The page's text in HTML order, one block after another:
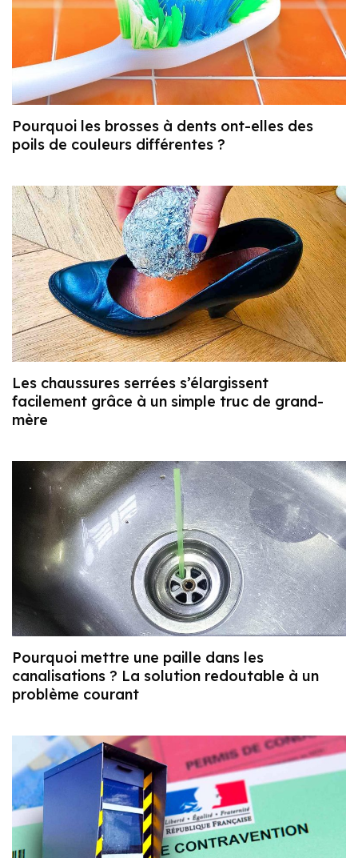
Pourquoi les brosses à dents ont-elles des
poils de couleurs différentes ?
Les chaussures serrées s’élargissent
facilement grâce à un simple truc de grand-
mère
Pourquoi mettre une paille dans les
canalisations ? La solution redoutable à un
problème courant